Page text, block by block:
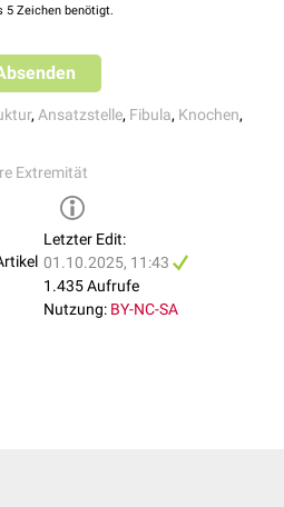
5 Zeichen benötigt.
, Ansatzstelle, Fibula, Knochen,
Extremität
Letzter Edit:
01.10.2025, 11:43
1.435 Aufrufe
Nutzung: BY-NC-SA